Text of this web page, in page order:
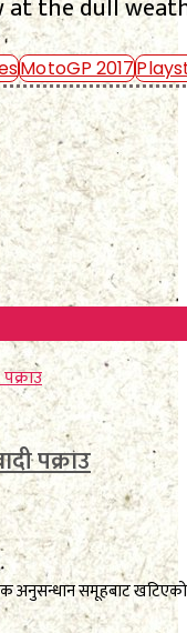
MotoGP 2017
पक्राउ
अनुसन्धान समूहबाट